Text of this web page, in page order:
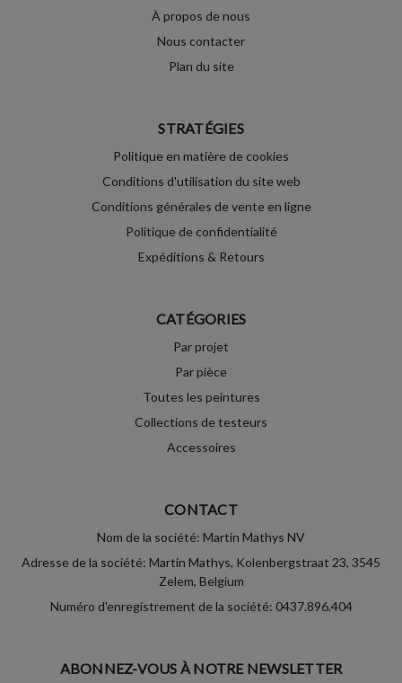
À propos de nous
Nous contacter
Plan du site
STRATÉGIES
Politique en matière de cookies
Conditions d'utilisation du site web
Conditions générales de vente en ligne
Politique de confidentialité
Expéditions & Retours
CATÉGORIES
Par projet
Par pièce
Toutes les peintures
Collections de testeurs
Accessoires
CONTACT
Nom de la société: Martin Mathys NV
Adresse de la société: Martin Mathys, Kolenbergstraat 23, 3545
Zelem, Belgium
Numéro d'enregistrement de la société: 0437.896.404
ABONNEZ-VOUS À NOTRE NEWSLETTER